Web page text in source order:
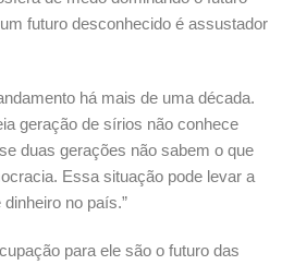
futuro desconhecido é assustador
há mais de uma década.
geração de sírios não conhece
duas gerações não sabem o que
Essa situação pode levar a
no país.”
para ele são o futuro das